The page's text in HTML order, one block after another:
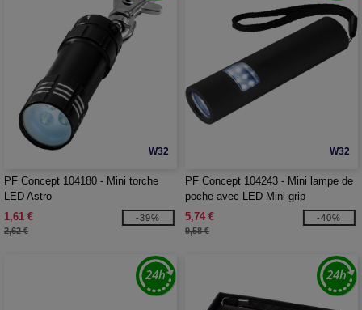
W32
PF Concept 104180 - Mini torche
LED Astro
1,61 €
2,62 €
-39%
W32
PF Concept 104243 - Mini lampe de
poche avec LED Mini-grip
5,74 €
9,58 €
-40%